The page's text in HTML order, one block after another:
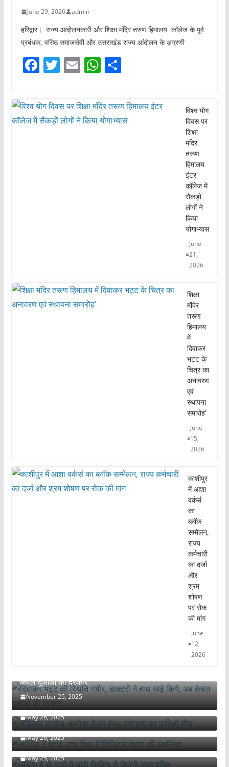
June 29, 2026 admin
हरिद्वार। राज्य आंदोलनकारी और शिक्षा मंदिर तरुण हिमालय कॉलेज के पूर्व
प्रबंधक, वरिष्ठ समाजसेवी और उत्तराखंड राज्य आंदोलन के अग्रणी
F
c
e
b
T
er
E
ai
l
W
at
s
A
S
ar
e
विश्व योग
दिवस पर
शिक्षा
मंदिर
तरूण
हिमालय
इंटर
कॉलेज में
सैकड़ों
लोगों ने
किया
योगाभ्यास
June
21,
2026
शिक्षा
मंदिर
तरूण
हिमालय
में
दिवाकर
भट्ट के
चित्र का
अनावरण
एवं
स्थापना
समारोह’
June
15,
2026
काशीपुर
में आशा
वर्कर्स
का
ब्लॉक
सम्मेलन,
राज्य
कर्मचारी
का दर्जा
और
श्रम
शोषण
पर रोक
की मांग
June
12,
2026
केवल दुआओं की दरकार
November 25, 2025
मेडिकल कालेज अल्मोड़ा में वन हेल्थ प्रोग्राम का पर्यवेक्षी दौरा
May 26, 2025
कोविड ने बताई उच्च शिक्षा में डिजिटल दक्षता की अहमियत
May 26, 2025
इंडिया में भी दाढ़ों में चांदी फिलिंग से मिलेगी जल्द मुक्ति
May 25, 2025